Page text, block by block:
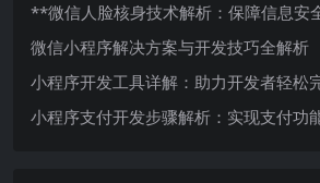
**微信人脸核身技术解析：保障信息安
微信小程序解决方案与开发技巧全解析
小程序开发工具详解：助力开发者轻松
小程序支付开发步骤解析：实现支付功